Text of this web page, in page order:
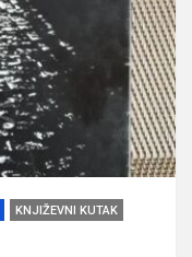
KNJIŽEVNI KUTAK